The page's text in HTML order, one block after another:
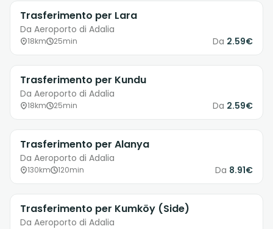
Trasferimento per Lara
Da Aeroporto di Adalia
18km 25min Da 2.59€
Trasferimento per Kundu
Da Aeroporto di Adalia
18km 25min Da 2.59€
Trasferimento per Alanya
Da Aeroporto di Adalia
130km 120min Da 8.91€
Trasferimento per Kumköy (Side)
Da Aeroporto di Adalia